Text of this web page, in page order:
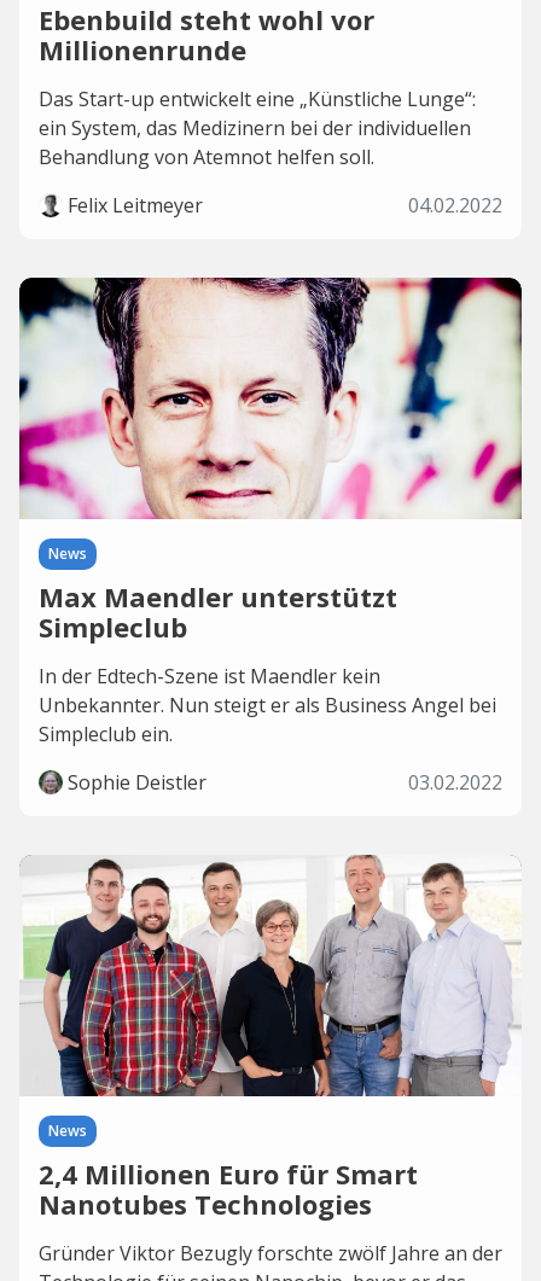
Ebenbuild steht wohl vor
Millionenrunde
Das Start-up entwickelt eine „Künstliche Lunge“:
ein System, das Medizinern bei der individuellen
Behandlung von Atemnot helfen soll.
Felix Leitmeyer
04.02.2022
News
Max Maendler unterstützt
Simpleclub
In der Edtech-Szene ist Maendler kein
Unbekannter. Nun steigt er als Business Angel bei
Simpleclub ein.
Sophie Deistler
03.02.2022
News
2,4 Millionen Euro für Smart
Nanotubes Technologies
Gründer Viktor Bezugly forschte zwölf Jahre an der